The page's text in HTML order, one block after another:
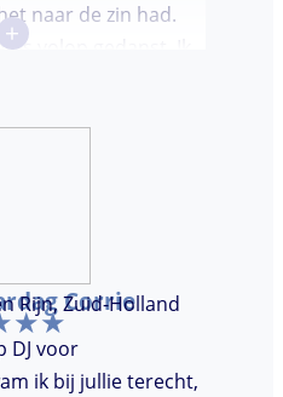
naar de zin had.
is volop gedanst. Ik
DJ huren zeker
+
Corrie
Rijn, Zuid-Holland
DJ voor
ik bij jullie terecht,